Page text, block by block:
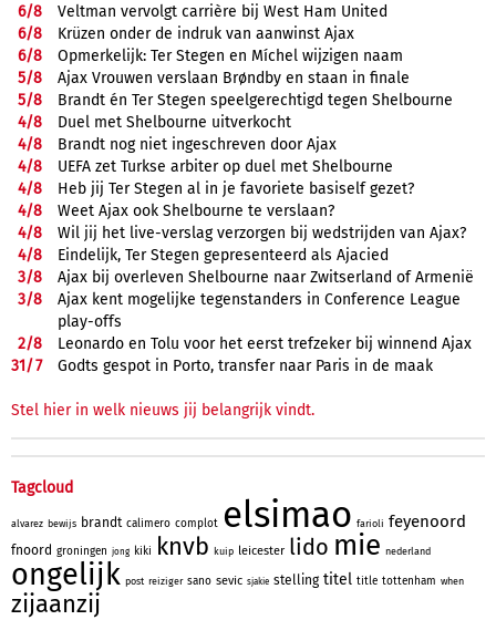
6/8
Veltman vervolgt carrière bij West Ham United
6/8
Krüzen onder de indruk van aanwinst Ajax
6/8
Opmerkelijk: Ter Stegen en Míchel wijzigen naam
5/8
Ajax Vrouwen verslaan Brøndby en staan in finale
5/8
Brandt én Ter Stegen speelgerechtigd tegen Shelbourne
4/8
Duel met Shelbourne uitverkocht
4/8
Brandt nog niet ingeschreven door Ajax
4/8
UEFA zet Turkse arbiter op duel met Shelbourne
4/8
Heb jij Ter Stegen al in je favoriete basiself gezet?
4/8
Weet Ajax ook Shelbourne te verslaan?
4/8
Wil jij het live-verslag verzorgen bij wedstrijden van Ajax?
4/8
Eindelijk, Ter Stegen gepresenteerd als Ajacied
3/8
Ajax bij overleven Shelbourne naar Zwitserland of Armenië
3/8
Ajax kent mogelijke tegenstanders in Conference League
play-offs
2/8
Leonardo en Tolu voor het eerst trefzeker bij winnend Ajax
31/7 Godts gespot in Porto, transfer naar Paris in de maak
Stel hier in welk nieuws jij belangrijk vindt.
Tagcloud
alvarez bewijs brandt calimero complot elsimao farioli feyenoord
fnoord groningen jong kiki knvb kuip leicester lido mie nederland
ongelijk post reiziger sano sevic sjakie stelling titel title tottenham when
zijaanzij